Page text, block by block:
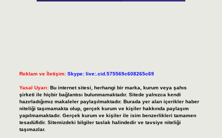
Reklam ve İletişim: Skype: live:.cid.575569c608265c69
Yasal Uyarı: Bu internet sitesi, herhangi bir marka, kurum veya şahıs
şirketi ile hiçbir bağlantısı bulunmamaktadır. Sitede yalnızca kendi
hazırladığımız makaleler paylaşılmaktadır. Burada yer alan içerikler haber
niteliği taşımamakta olup, gerçek kurum ve kişiler hakkında paylaşım
yapılmamaktadır. Gerçek kurum ve kişiler ile isim benzerlikleri tamamen
tesadüfidir. Sitemizdeki bilgiler taslak halindedir ve tavsiye niteliği
taşımazlar.